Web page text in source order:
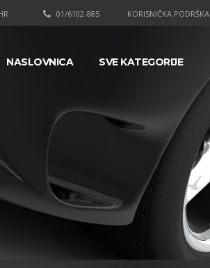
KORISNIČKA PODRŠKA
01/6102-885
NASLOVNICA SVE KATEGORIJE